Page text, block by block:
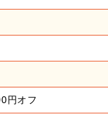
円オフ